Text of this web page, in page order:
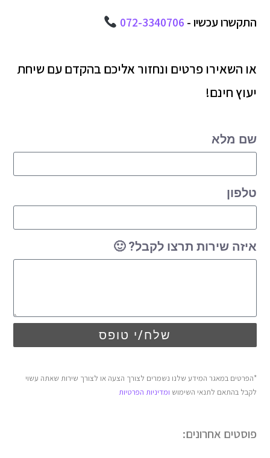
התקשרו עכשיו - 072-3340706
או השאירו פרטים ונחזור אליכם בהקדם עם שיחת
יעוץ חינם!
שם מלא
טלפון
איזה שירות תרצו לקבל? 🙂
שלח/י טופס
*הפרטים במאגר המידע שלנו נשמרים לצורך הצעה או לצורך שירות שאתה עשוי
לקבל בהתאם לתנאי השימוש ומדיניות הפרטיות
פוסטים אחרונים: